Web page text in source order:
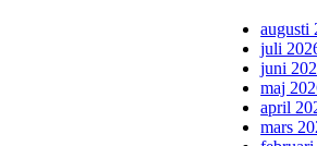
augusti
juli
juni
maj
april
mars